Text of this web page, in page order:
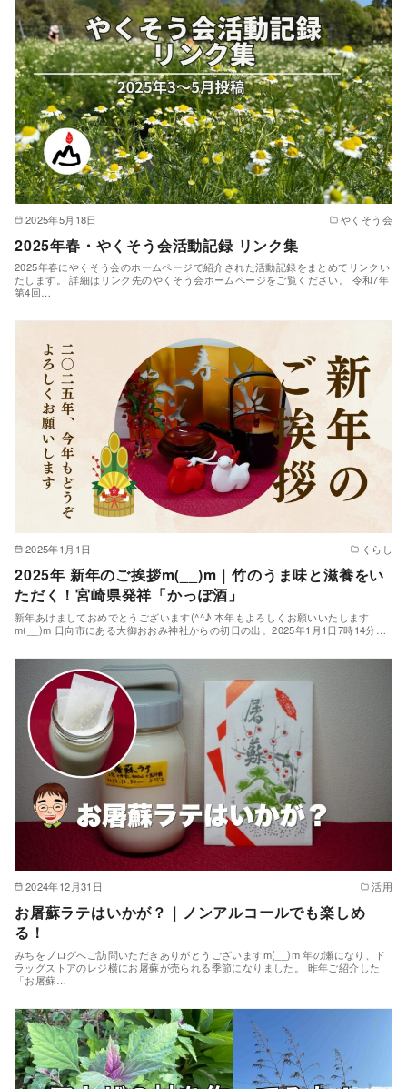
2025年5月18日 やくそう会
2025年春・やくそう会活動記録 リンク集
2025年春にやくそう会のホームページで紹介された活動記録をまとめてリンクい
たします。 詳細はリンク先のやくそう会ホームページをご覧ください。 令和7年
第4回…
2025年1月1日 くらし
2025年 新年のご挨拶m(__)m｜竹のうま味と滋養をい
ただく！宮崎県発祥「かっぽ酒」
新年あけましておめでとうございます(^^♪ 本年もよろしくお願いいたします
m(__)m 日向市にある大御おおみ神社からの初日の出。2025年1月1日7時14分…
2024年12月31日 活用
お屠蘇ラテはいかが？｜ノンアルコールでも楽しめ
る！
みちをブログへご訪問いただきありがとうございますm(__)m 年の瀬になり、ド
ラッグストアのレジ横にお屠蘇が売られる季節になりました。 昨年ご紹介した
「お屠蘇…